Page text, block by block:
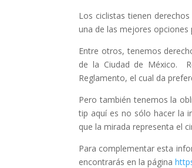
Los ciclistas tienen
una de las mejores opciones
Entre otros, tenemos
de la Ciudad de México.
Reglamento, el cual da
Pero también tenemos la
tip aquí es no sólo hacer la
que la mirada representa el
Para complementar esta
encontrarás en la página